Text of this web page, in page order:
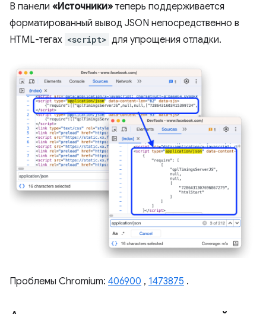
В панели «Источники» теперь поддерживается
форматированный вывод JSON непосредственно в
HTML-тегах <script> для упрощения отладки.
Проблемы Chromium: 406900 , 1473875 .